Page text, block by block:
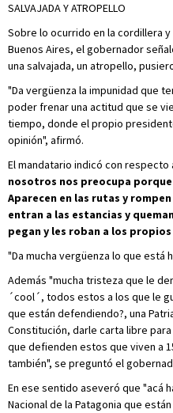
SALVAJADA Y ATROPELLO
Sobre lo ocurrido en la cordillera
Buenos Aires, el gobernador
una salvajada, un atropello,
"Da vergüenza la impunidad que
poder frenar una actitud que se
tiempo, donde el propio
opinión", afirmó.
El mandatario indicó con respecto
nosotros nos preocupa
Aparecen en las rutas y
entran a las estancias y
pegan y les roban a los propios
"Da mucha vergüenza lo que está
Además "mucha tristeza que le
´cool´, todos estos a los que le
que están defendiendo?, una
Constitución, darle carta libre
que defienden estos que viven a
también", se preguntó el
En ese sentido aseveró que "acá
Nacional de la Patagonia que